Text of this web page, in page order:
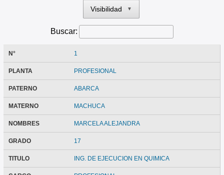
Visibilidad ▼
Buscar:
N° 1
PLANTA PROFESIONAL
PATERNO ABARCA
MATERNO MACHUCA
NOMBRES MARCELA ALEJANDRA
GRADO 17
TITULO ING. DE EJECUCION EN QUIMICA